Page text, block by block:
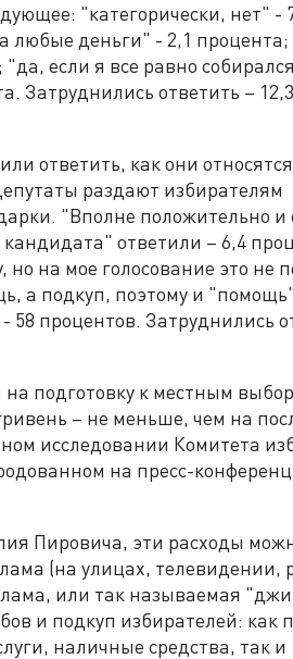
"категорически, нет" -
любые деньги" - 2,1
если я все равно собирался
Затруднились ответить – 12,3
ответить, как они
раздают избирателям
"Вполне положительно и
кандидата" ответили – 6,4
на мое голосование это не
а подкуп, поэтому и
58 процентов. Затруднились
подготовку к местным
– не меньше, чем на
исследовании Комитета
на пресс-
Пировича, эти расходы
(на улицах, телевидении,
или так называемая
и подкуп избирателей: как
наличные средства, так и